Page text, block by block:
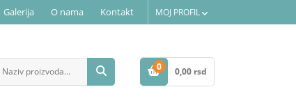
Galerija O nama Kontakt MOJ PROFIL
0
STAVKE
0,00 rsd